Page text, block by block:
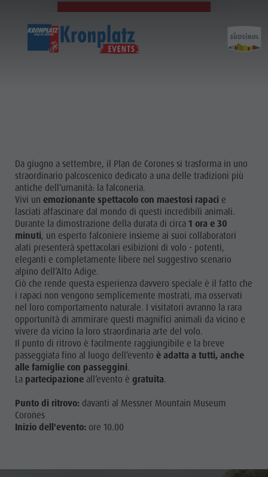
31.07. - 04.09.2026
VISUALIZZA TUTTI GLI APPUNTAMENTI
Da giugno a settembre, il Plan de Corones si trasforma in uno
straordinario palcoscenico dedicato a una delle tradizioni più
antiche dell’umanità: la falconeria.
Vivi un emozionante spettacolo con maestosi rapaci e
lasciati affascinare dal mondo di questi incredibili animali.
Durante la dimostrazione della durata di circa1 ora e 30
minuti, un esperto falconiere insieme ai suoi collaboratori
alati presenterà spettacolari esibizioni di volo - potenti,
eleganti e completamente libere nel suggestivo scenario
alpino dell’Alto Adige.
Ciò che rende questa esperienza davvero speciale è il fatto che
i rapaci non vengono semplicemente mostrati, ma osservati
nel loro comportamento naturale. I visitatori avranno la rara
opportunità di ammirare questi magnifici animali da vicino e
vivere da vicino la loro straordinaria arte del volo.
Il punto di ritrovo è facilmente raggiungibile e la breve
passeggiata fino al luogo dell’evento è adatta a tutti, anche
alle famiglie con passeggini.
La partecipazioneall’evento è gratuita.
Punto di ritrovo:davanti al Messner Mountain Museum
Corones
Inizio dell'evento:ore 10.00